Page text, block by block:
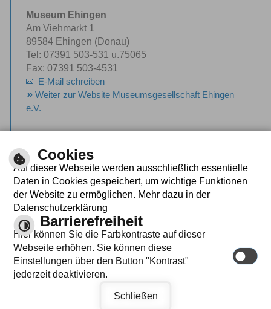
Museum Ehingen
Am Viehmarkt 1
89584 Ehingen (Donau)
Tel: 07391 503-531 u.75065
Fax: 07391 503-4531
E-Mail schreiben
Weiter zur Website Museumsgesellschaft Ehingen
e.V.
Rathaus
89584 Ehingen (Donau) | Tel.: (07391) 503-0
| Fax: (07391) 503-222
Cookies
Auf dieser Webseite werden ausschließlich essentielle
Daten in Cookies gespeichert, um wichtige Funktionen
der Website zu ermöglichen. Mehr dazu in der
Datenschutzerklärung
Barrierefreiheit
Hier können Sie die Farbkontraste auf dieser
Webseite erhöhen. Sie können diese
Einstellungen über den Button "Kontrast"
jederzeit deaktivieren.
Schließen